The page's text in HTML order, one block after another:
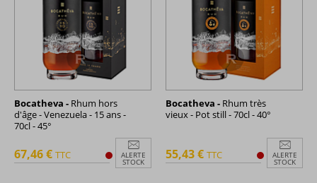
Bocatheva - Rhum hors
d'âge - Venezuela - 15 ans -
70cl - 45°
ALERTE
STOCK
67,46 € TTC
Bocatheva - Rhum très
vieux - Pot still - 70cl - 40°
ALERTE
STOCK
55,43 € TTC